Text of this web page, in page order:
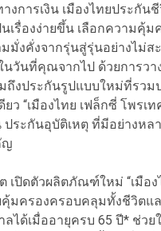
งการเงิน เมืองไทยประกั
เรื่องง่ายขึ้น เลือกความ
มั่งคั่งจากรุ่นสู่รุ่นอย่างไม่ส
นวันที่คุณจากไป ด้วยการ
มถึงประกันรูปแบบใหม่ที่ร
ว “เมืองไทย เฟล็กซี่ โพร
ระกันอุบัติเหตุ ที่มีอย่างหล
ญ
เปิดตัวผลิตภัณฑ์ใหม่ “เมือ
คุ้มครองครอบคลุมทั้งชีวิต
ได้เมื่ออายุครบ 65 ปี* ช่ว